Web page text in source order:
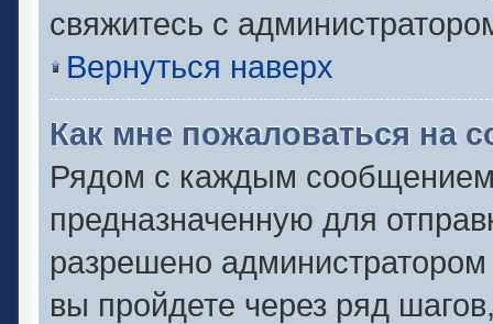
свяжитесь с
Вернуться наверх
Как мне пожаловаться на
Рядом с каждым сообщением
предназначенную для
разрешено
вы пройдете через ряд